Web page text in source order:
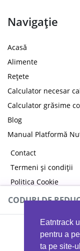
Eatntrack
pentru a
ta pe site-
Navigație
Acasă
Alimente
Rețete
Calculator necesar
Calculator grăsime
Blog
Manual Platformă
Contact
Termeni și condiții
Politica Cookie
Politica de
CODURI DE